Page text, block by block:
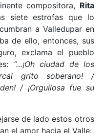
compositora, Rita
siete estrofas que lo
a Valledupar en
de ello, entonces, sus
exclama el pueblo
“…¡Oh ciudad de los
grito soberano! /
/ ¡Orgullosa fue su
de lado estos otros
el amor hacia el Valle: